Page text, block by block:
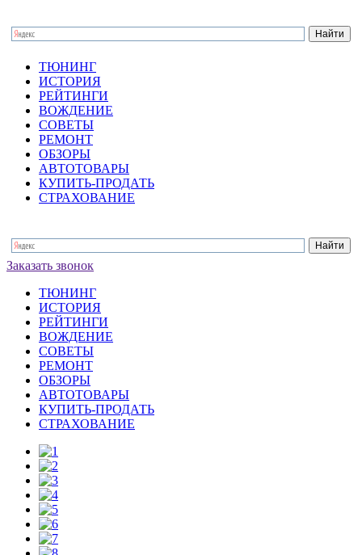
ТЮНИНГ
ИСТОРИЯ
РЕЙТИНГИ
ВОЖДЕНИЕ
СОВЕТЫ
РЕМОНТ
ОБЗОРЫ
АВТОТОВАРЫ
КУПИТЬ-ПРОДАТЬ
СТРАХОВАНИЕ
Заказать звонок
ТЮНИНГ
ИСТОРИЯ
РЕЙТИНГИ
ВОЖДЕНИЕ
СОВЕТЫ
РЕМОНТ
ОБЗОРЫ
АВТОТОВАРЫ
КУПИТЬ-ПРОДАТЬ
СТРАХОВАНИЕ